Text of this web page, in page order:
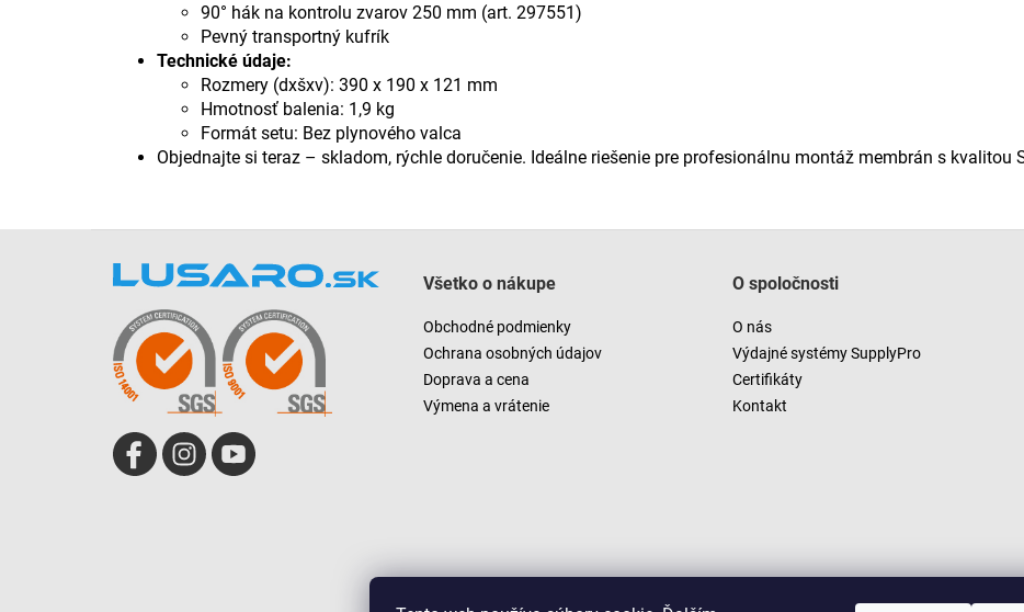
90° hák na kontrolu zvarov 250 mm (art. 297551)
Pevný transportný kufrík
Technické údaje:
Rozmery (dxšxv): 390 x 190 x 121 mm
Hmotnosť balenia: 1,9 kg
Formát setu: Bez plynového valca
Objednajte si teraz – skladom, rýchle doručenie. Ideálne riešenie pre profesionálnu montáž membrán s kvalitou
Všetko o nákupe
Obchodné podmienky
Ochrana osobných údajov
Doprava a cena
Výmena a vrátenie
O spoločnosti
O nás
Výdajné systémy SupplyPro
Certifikáty
Kontakt